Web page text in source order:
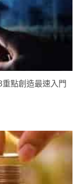
點創造最速入門